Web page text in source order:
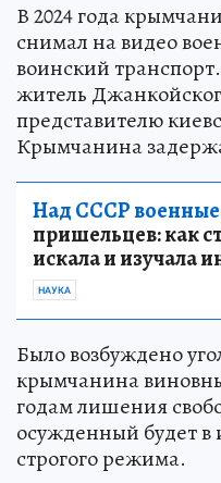
В 2024 года
снимал на видео
воинский
житель
представителю
Крымчанина
Над СССР военные
пришельцев: как
искала и изучала
НАУКА
Было возбуждено
крымчанина
годам лишения
осужденный будет в
строгого режима.